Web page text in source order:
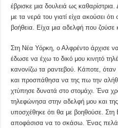
έβρισκε μια δουλειά ως
με τα νερά του γιατί είχα ακούσει
βοήθεια. Είχα μια αδελφή που
Στη Νέα Υόρκη, ο Αλφρέντο άρχισε να
έδωσε να έχω το δικό μου κινητό
κανονίζω τα ραντεβού. Κάποτε,
και προσπάθησα να της πω την
χτύπησε δυνατά στο στομάχι. Ένα
τηλεφώνησα στην αδελφή μου και
υποσχέθηκε ότι θα με βοηθούσε. Στη
αποφάσισα να το σκάσω. Ένας